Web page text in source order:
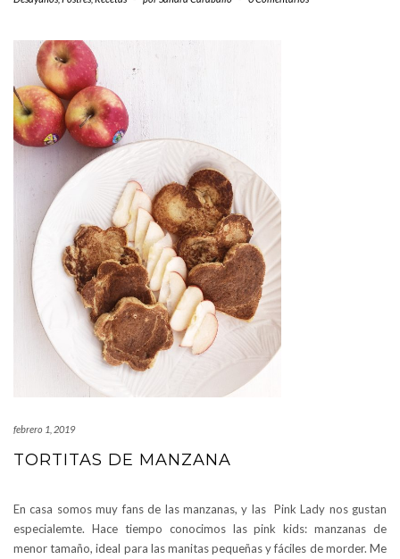
febrero 1, 2019
TORTITAS DE MANZANA
En casa somos muy fans de las manzanas, y las Pink Lady nos gustan
especialemte. Hace tiempo conocimos las pink kids: manzanas de
menor tamaño, ideal para las manitas pequeñas y fáciles de morder. Me